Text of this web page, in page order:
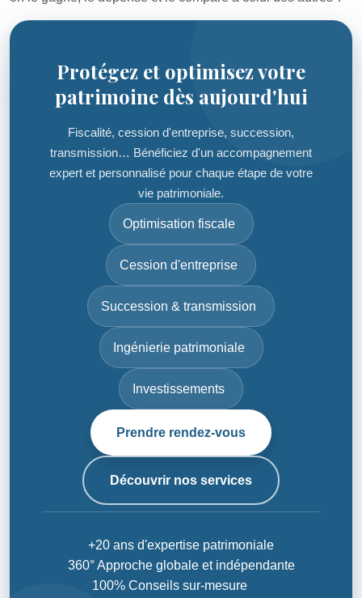
Protégez et optimisez votre
patrimoine dès aujourd'hui
Fiscalité, cession d'entreprise, succession,
transmission… Bénéficiez d'un accompagnement
expert et personnalisé pour chaque étape de votre
vie patrimoniale.
Optimisation fiscale
Cession d'entreprise
Succession & transmission
Ingénierie patrimoniale
Investissements
Prendre rendez-vous
Découvrir nos services
+20 ans d'expertise patrimoniale
360° Approche globale et indépendante
100% Conseils sur-mesure